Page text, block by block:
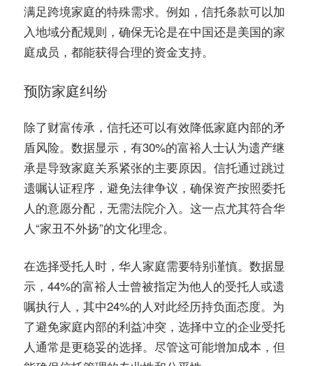
满足跨境家庭的特殊需求。例如，信托条款可以加
入地域分配规则，确保无论是在中国还是美国的家
庭成员，都能获得合理的资金支持。
预防家庭纠纷
除了财富传承，信托还可以有效降低家庭内部的矛
盾风险。数据显示，有30%的富裕人士认为遗产继
承是导致家庭关系紧张的主要原因。信托通过跳过
遗嘱认证程序，避免法律争议，确保资产按照委托
人的意愿分配，无需法院介入。这一点尤其符合华
人“家丑不外扬”的文化理念。
在选择受托人时，华人家庭需要特别谨慎。数据显
示，44%的富裕人士曾被指定为他人的受托人或遗
嘱执行人，其中24%的人对此经历持负面态度。为
了避免家庭内部的利益冲突，选择中立的企业受托
人通常是更稳妥的选择。尽管这可能增加成本，但